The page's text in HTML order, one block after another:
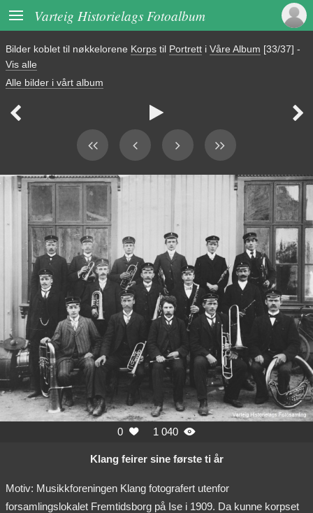
 Varteig Historielags Fotoalbum
Bilder koblet til nøkkelorene Korps til Portrett i Våre Album [33/37] -
Vis alle
Alle bilder i vårt album
  
0  1 040 
Klang feirer sine første ti år
Motiv: Musikkforeningen Klang fotografert utenfor
forsamlingslokalet Fremtidsborg på Ise i 1909. Da kunne korpset